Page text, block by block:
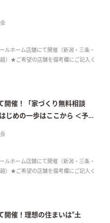
ルホーム店舗にて開催（新潟・三条・
）★ご希望の店舗を備考欄にご記入く
開催！「家づくり無料相談
じめの一歩はここから ＜予約
ルホーム店舗にて開催（新潟・三条・
）★ご希望の店舗を備考欄にご記入く
開催！理想の住まいは“土